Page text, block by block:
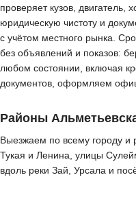
проверяет кузов, двигатель,
юридическую чистоту и
с учётом местного рынка.
без объявлений и показов:
любом состоянии, включая
документов, оформляем
Районы
Выезжаем по всему городу и
Тукая и Ленина, улицы
вдоль реки Зай, Урсала и